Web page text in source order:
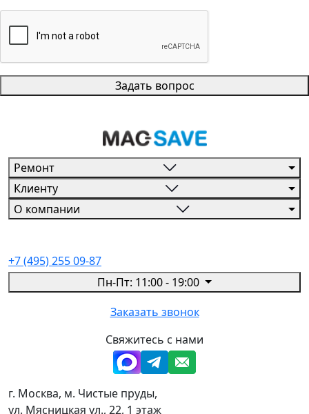
Задать вопрос
Ремонт
Клиенту
О компании
+7 (495) 255 09-87
Пн-Пт: 11:00 - 19:00
Заказать звонок
Свяжитесь с нами
г. Москва, м. Чистые пруды,
ул. Мясницкая ул., 22, 1 этаж